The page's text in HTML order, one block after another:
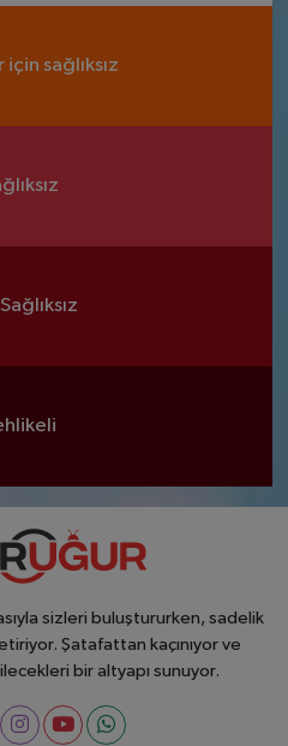
için sağlıksız
sizleri buluştururken, sadelik
Şatafattan kaçınıyor ve
bir altyapı sunuyor.